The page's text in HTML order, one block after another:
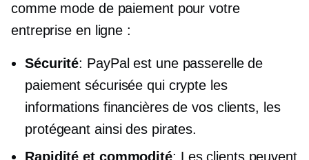
comme mode de paiement pour votre
entreprise en ligne :
Sécurité: PayPal est une passerelle de
paiement sécurisée qui crypte les
informations financières de vos clients, les
protégeant ainsi des pirates.
Rapidité et commodité: Les clients peuvent